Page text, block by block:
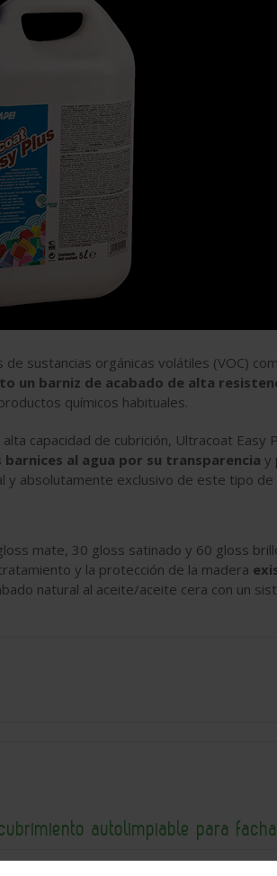
sustancias orgánicas volátiles (VOC)
un barniz de acabado de alta
químicos habituales.
capacidad de cubrición, Ultracoat Easy
al agua por su transparencia y
y absolutamente exclusivo de este tipo de
mate, 30 gloss satinado y 60 gloss
y la protección de la madera
natural al aceite/aceite cera con un
autolimpiable para